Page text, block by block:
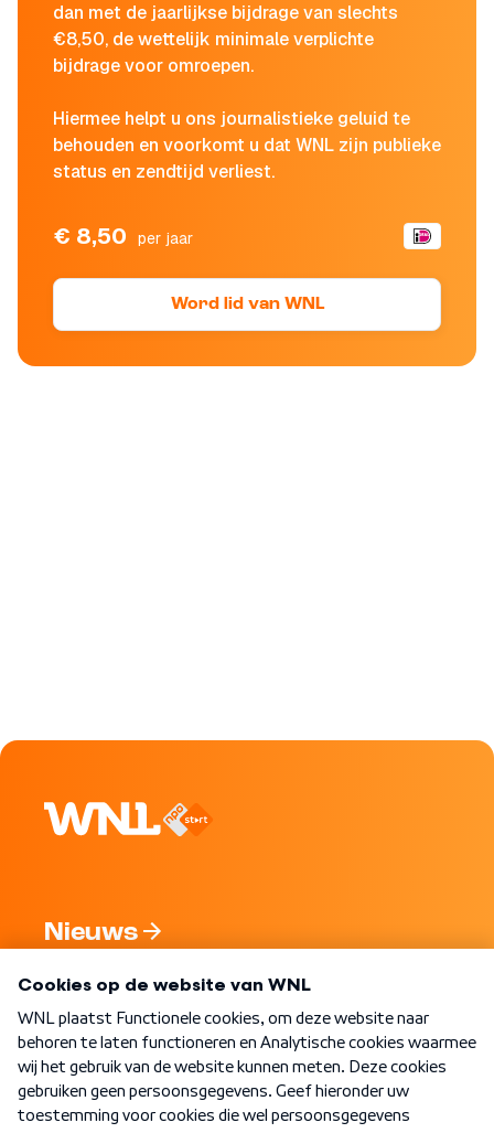
dan met de jaarlijkse bijdrage van slechts
€8,50, de wettelijk minimale verplichte
bijdrage voor omroepen.
Hiermee helpt u ons journalistieke geluid te
behouden en voorkomt u dat WNL zijn publieke
status en zendtijd verliest.
€ 8,50 per jaar
Word lid van WNL
Nieuws
Nieuwsbrief
Word Lid